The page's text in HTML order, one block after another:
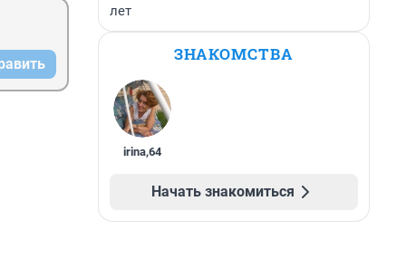
лет
ЗНАКОМСТВА
irina,64
Начать знакомиться